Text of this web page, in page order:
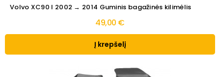
Volvo XC90 I 2002 → 2014 Guminis bagažinės kilimėlis
49,00 €
Į krepšelį